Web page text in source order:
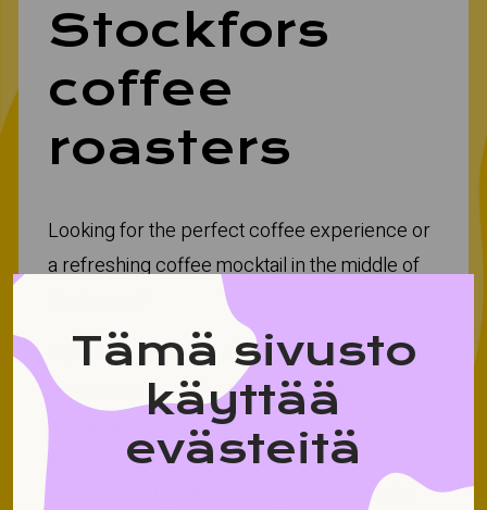
Tämä sivusto
käyttää
evästeitä
Stockfors
coffee
roasters
Looking for the perfect coffee experience or
a refreshing coffee mocktail in the middle of
Stockfors Coffee is a Finnish coffee roastery
that combines passion, expertise, and
sustainability to create exceptional coffee
experiences. With deep knowledge of the
coffee industry and a strong commitment to